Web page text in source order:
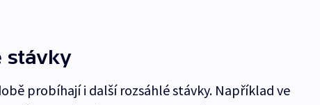
stávky
probíhají i další rozsáhlé stávky. Například ve